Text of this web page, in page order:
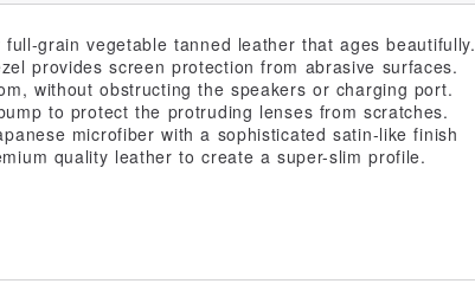
grain vegetable tanned leather that ages beautifully.
provides screen protection from abrasive surfaces.
without obstructing the speakers or charging port.
to protect the protruding lenses from scratches.
microfiber with a sophisticated satin-like finish
quality leather to create a super-slim profile.